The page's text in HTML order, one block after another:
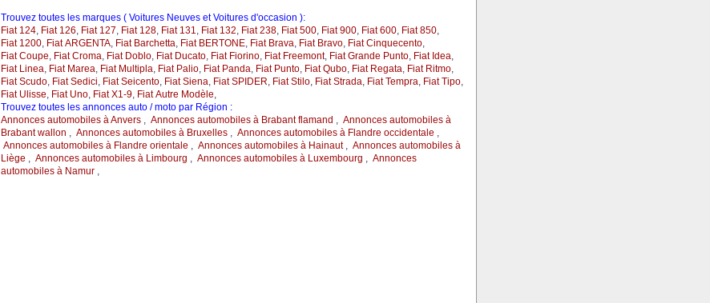
Trouvez toutes les marques ( Voitures Neuves et Voitures d'occasion ):
Fiat 124, Fiat 126, Fiat 127, Fiat 128, Fiat 131, Fiat 132, Fiat 238, Fiat 500, Fiat 900, Fiat 600, Fiat 850,
Fiat 1200, Fiat ARGENTA, Fiat Barchetta, Fiat BERTONE, Fiat Brava, Fiat Bravo, Fiat Cinquecento,
Fiat Coupe, Fiat Croma, Fiat Doblo, Fiat Ducato, Fiat Fiorino, Fiat Freemont, Fiat Grande Punto, Fiat Idea,
Fiat Linea, Fiat Marea, Fiat Multipla, Fiat Palio, Fiat Panda, Fiat Punto, Fiat Qubo, Fiat Regata, Fiat Ritmo,
Fiat Scudo, Fiat Sedici, Fiat Seicento, Fiat Siena, Fiat SPIDER, Fiat Stilo, Fiat Strada, Fiat Tempra, Fiat Tipo,
Fiat Ulisse, Fiat Uno, Fiat X1-9, Fiat Autre Modèle,
Trouvez toutes les annonces auto / moto par Région :
Annonces automobiles à Anvers, Annonces automobiles à Brabant flamand , Annonces automobiles à
Brabant wallon , Annonces automobiles à Bruxelles, Annonces automobiles à Flandre occidentale ,
Annonces automobiles à Flandre orientale , Annonces automobiles à Hainaut, Annonces automobiles à
Liège , Annonces automobiles à Limbourg , Annonces automobiles à Luxembourg , Annonces
automobiles à Namur,